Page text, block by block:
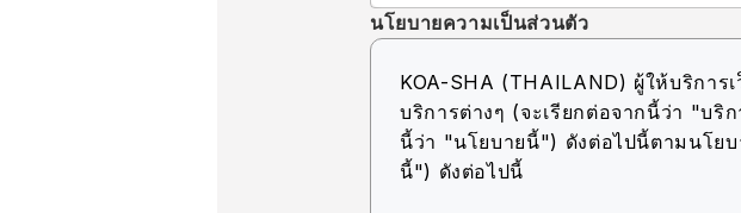
นโยบายความเป็นส่วนตัว
KOA-SHA (THAILAND) ผู้ให้บริการ
บริการต่างๆ (จะเรียกต่อจากนี้ว่า "บริ
นี้ว่า "นโยบายนี้") ดังต่อไปนี้ตามนโย
นี้") ดังต่อไปนี้